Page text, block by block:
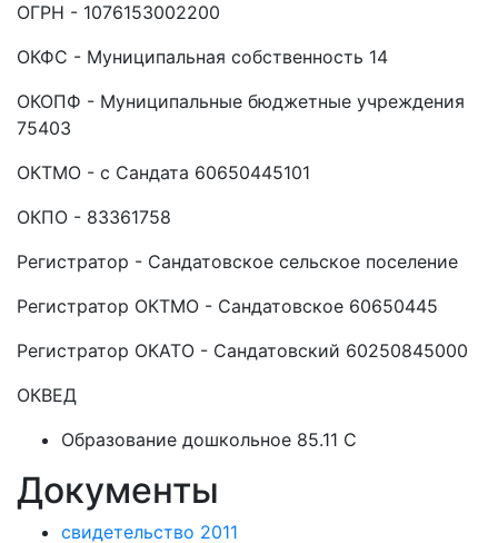
ОГРН - 1076153002200
ОКФС - Муниципальная собственность 14
ОКОПФ - Муниципальные бюджетные учреждения
75403
ОКТМО - с Сандата 60650445101
ОКПО - 83361758
Регистратор - Сандатовское сельское поселение
Регистратор ОКТМО - Сандатовское 60650445
Регистратор ОКАТО - Сандатовский 60250845000
ОКВЕД
Образование дошкольное 85.11 C
Документы
свидетельство 2011